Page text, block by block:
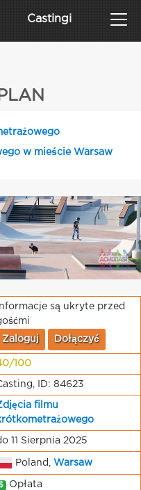
Castingi
w mieście Warsaw
Informacje są ukryte przed
Zaloguj Dołączyć
100
ID: 84623
filmu
11 Sierpnia 2025
Poland, Warsaw
Opłata